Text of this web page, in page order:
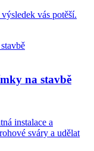
vás potěší.
na stavbě
instalace a
sváry a udělat